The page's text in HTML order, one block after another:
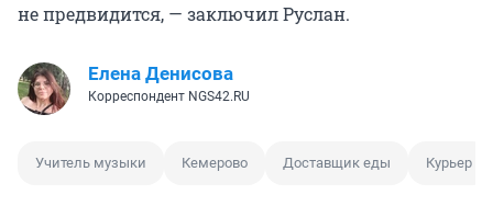
не предвидится, — заключил Руслан.
Елена Денисова
Корреспондент NGS42.RU
Учитель музыки Кемерово Доставщик еды Курьер